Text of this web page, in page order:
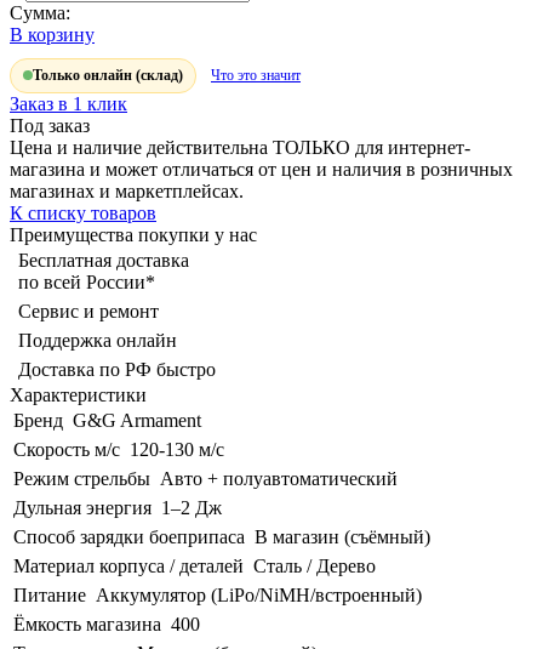
Сумма:
В корзину
Только онлайн (склад) Что это значит
Заказ в 1 клик
Под заказ
Цена и наличие действительна ТОЛЬКО для интернет-
магазина и может отличаться от цен и наличия в розничных
магазинах и маркетплейсах.
К списку товаров
Преимущества покупки у нас
Бесплатная доставка
по всей России*
Сервис и ремонт
Поддержка онлайн
Доставка по РФ быстро
Характеристики
Бренд G&G Armament
Скорость м/с 120-130 м/с
Режим стрельбы Авто + полуавтоматический
Дульная энергия 1–2 Дж
Способ зарядки боеприпаса В магазин (съёмный)
Материал корпуса / деталей Сталь / Дерево
Питание Аккумулятор (LiPo/NiMH/встроенный)
Ёмкость магазина 400